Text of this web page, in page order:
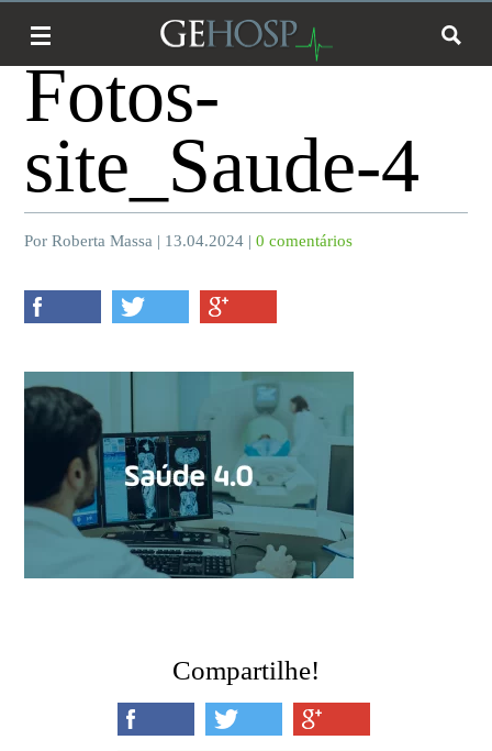
Fotos-
site_Saude-4
Por Roberta Massa | 13.04.2024 |0 comentários
Compartilhe!